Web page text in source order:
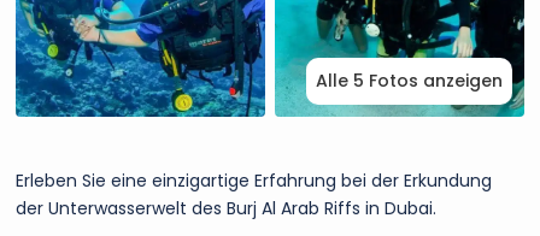
Alle 5 Fotos anzeigen
Erleben Sie eine einzigartige Erfahrung bei der Erkundung
der Unterwasserwelt des Burj Al Arab Riffs in Dubai.